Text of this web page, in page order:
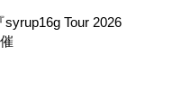
Tour 2026